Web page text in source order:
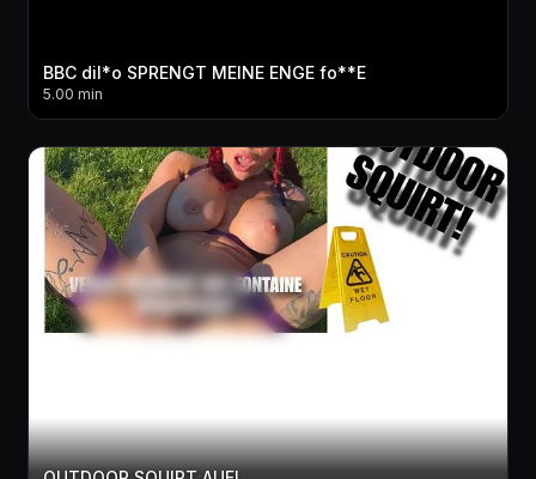
BBC dil*o SPRENGT MEINE ENGE fo**E
5.00 min